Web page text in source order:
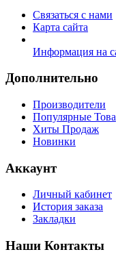
Связаться с нами
Карта сайта
Информация на
Дополнительно
Производители
Популярные
Хиты Продаж
Новинки
Аккаунт
Личный кабинет
История заказа
Закладки
Наши Контакты